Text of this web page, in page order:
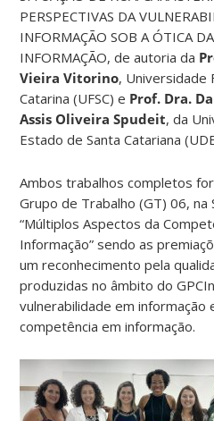
PERSPECTIVAS DA
INFORMAÇÃO SOB A ÓTICA
INFORMAÇÃO, de autoria da
Vieira Vitorino, Universidade
Catarina (UFSC) e Prof. Dra.
Assis Oliveira Spudeit, da
Estado de Santa Catariana
Ambos trabalhos completos
Grupo de Trabalho (GT) 06, na
“Múltiplos Aspectos da
Informação” sendo as
um reconhecimento pela
produzidas no âmbito do
vulnerabilidade em informação
competência em informação.